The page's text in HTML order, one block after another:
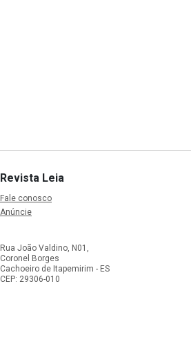
Revista Leia
Fale conosco
Anúncie
Rua João Valdino, N01,
Coronel Borges
Cachoeiro de Itapemirim - ES
CEP: 29306-010